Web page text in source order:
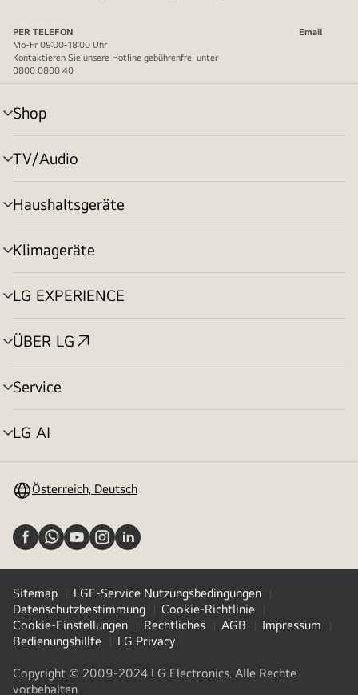
PER TELEFON
Email
Mo-Fr 09:00-18:00 Uhr
Kontaktieren Sie unsere Hotline gebührenfrei unter
0800 0800 40
Shop
Menü
umschalten
TV/Audio
Menü
umschalten
Haushaltsgeräte
Menü
umschalten
Klimageräte
Menü
umschalten
LG EXPERIENCE
Menü
umschalten
ÜBER LG
Menü
umschalten
Service
Menü
umschalten
LG AI
Menü
Österreich, Deutsch
Sitemap
LGE-Service Nutzungsbedingungen
Datenschutzbestimmung
Cookie-Richtlinie
Cookie-Einstellungen
Rechtliches AGB
Impressum
Bedienungshillfe
LG Privacy
Copyright © 2009-2024 LG Electronics. Alle Rechte
vorbehalten